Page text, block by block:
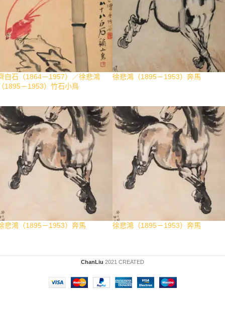
白石（1864－1957）／徐悲鴻
1895－1953）竹石小鳥
徐悲鴻（1895－1953）奔馬
悲鴻（1895－1953）奔馬 徐悲鴻（1895－1953）奔馬
ChanLiu 2021 CREATED